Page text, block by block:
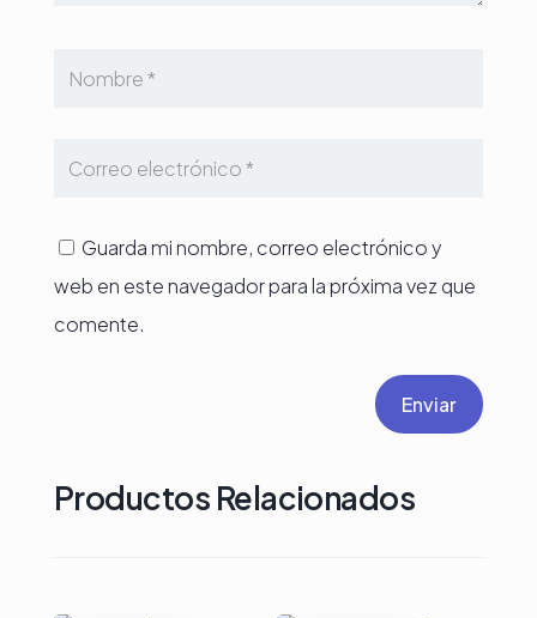
Guarda mi nombre, correo electrónico y
web en este navegador para la próxima vez que
comente.
Enviar
Productos Relacionados